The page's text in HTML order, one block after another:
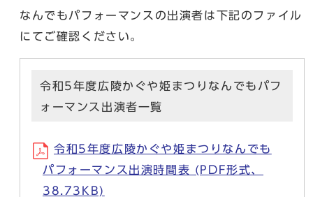
なんでもパフォーマンスの出演者は下記のファイル
にてご確認ください。
令和5年度広陵かぐや姫まつりなんでもパフ
ォーマンス出演者一覧
令和5年度広陵かぐや姫まつりなんでも
パフォーマンス出演時間表 (PDF形式、
38.73KB)